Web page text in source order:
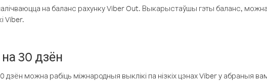
на баланс рахунку Viber Out. Выкарыстаўшы гэты баланс,
Viber.
30 дзён
можна рабіць міжнародныя выклікі па нізкіх цэнах Viber у абраныя